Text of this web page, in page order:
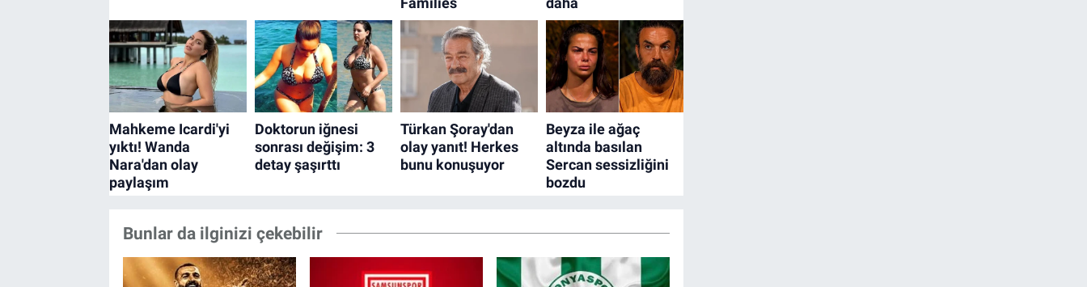
Bunlar da ilginizi çekebilir